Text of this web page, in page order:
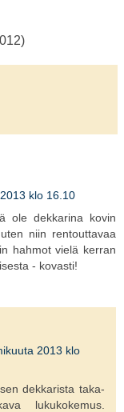
klo 16.10
ole dekkarina kovin
niin rentouttavaa
hahmot vielä kerran
- kovasti!
2013 klo
dekkarista taka-
lukukokemus.